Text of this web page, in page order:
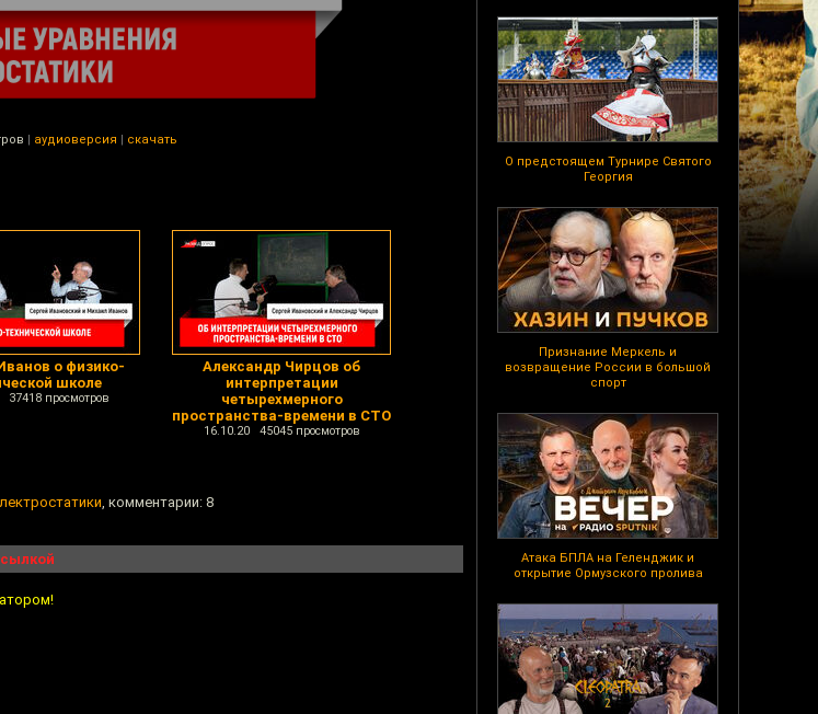
О предстоящем Турнире Святого
Георгия
Признание Меркель и
возвращение России в большой
спорт
Атака БПЛА на Геленджик и
открытие Ормузского пролива
| аудиоверсия | скачать
о физико-
школе
37418 просмотров
Александр Чирцов об
интерпретации
четырехмерного
пространства-времени в СТО
16.10.20 45045 просмотров
, комментарии: 8